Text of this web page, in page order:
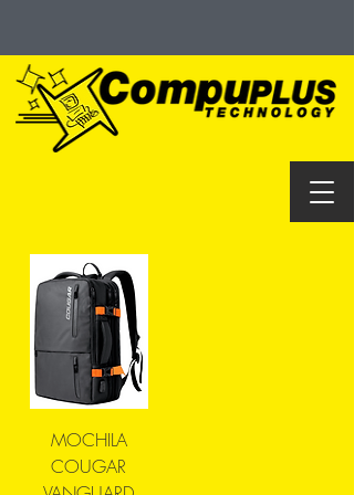
MOCHILA
COUGAR